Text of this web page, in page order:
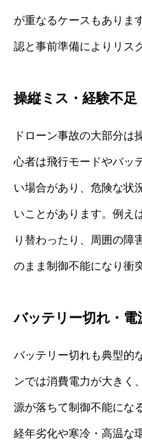
が重なるケースもありま
認と事前準備によりリス
操縦ミス・経験不足
ドローン事故の大部分は
心者は飛行モードやバッ
い場合があり、危険な状
いことがあります。例え
り替わったり、周囲の障
のまま制御不能になり衝
バッテリー切れ・電
バッテリー切れも典型的
ンでは消費電力が大きく
源が落ちて制御不能にな
経年劣化や寒冷・高温な